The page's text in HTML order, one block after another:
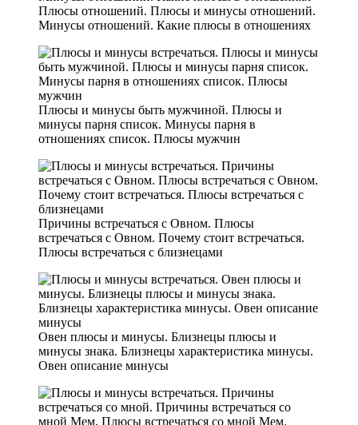
Плюсы отношений. Плюсы и минусы отношений.
Минусы отношений. Какие плюсы в отношениях
Плюсы и минусы быть мужчиной. Плюсы и
минусы парня список. Минусы парня в
отношениях список. Плюсы мужчин
Причины встречаться с Овном. Плюсы
встречаться с Овном. Почему стоит встречаться.
Плюсы встречаться с близнецами
Овен плюсы и минусы. Близнецы плюсы и
минусы знака. Близнецы характеристика минусы.
Овен описание минусы